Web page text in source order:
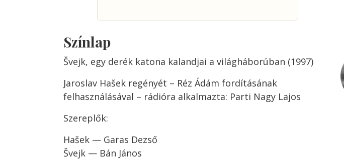
Színlap
Švejk, egy derék katona kalandjai a világháborúban (1997)
Jaroslav Hašek regényét – Réz Ádám fordításának
felhasználásával – rádióra alkalmazta: Parti Nagy Lajos
Szereplők:
Hašek — Garas Dezső
Švejk — Bán János